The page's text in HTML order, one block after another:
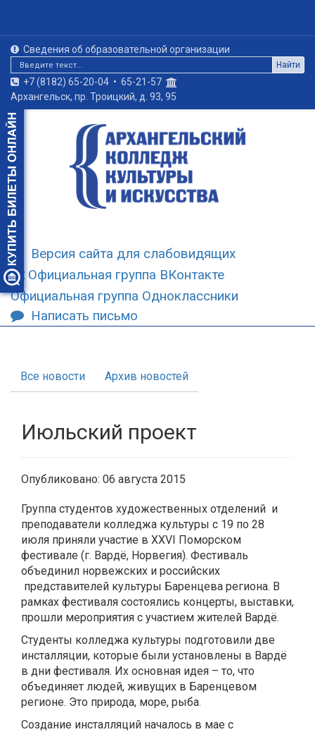
Сведения об образовательной организации
Найти
+7 (8182) 65-20-04 • 65-21-57
Архангельск, пр. Троицкий, д. 93, 95
Версия сайта для слабовидящих
Официальная группа ВКонтакте
Официальная группа Одноклассники
Написать письмо
Все новости Архив новостей
Июльский проект
Опубликовано: 06 августа 2015
Группа студентов художественных отделений и
преподаватели колледжа культуры с 19 по 28
июля приняли участие в XXVI Поморском
фестивале (г. Вардё, Норвегия). Фестиваль
объединил норвежских и российских
представителей культуры Баренцева региона. В
рамках фестиваля состоялись концерты, выставки,
прошли мероприятия с участием жителей Вардё.
Студенты колледжа культуры подготовили две
инсталляции, которые были установлены в Вардё
в дни фестиваля. Их основная идея – то, что
объединяет людей, живущих в Баренцевом
регионе. Это природа, море, рыба.
Создание инсталляций началось в мае с